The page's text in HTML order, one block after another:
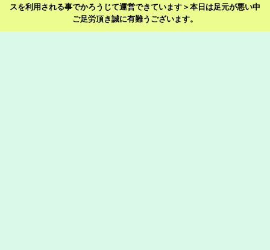
スを利用される事でかろうじて運営できています＞本日は足元が悪い中
ご足労頂き誠に有難うございます。